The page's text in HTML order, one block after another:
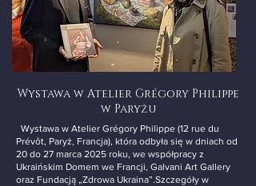
Wystawa w Atelier Grégory Philippe
w Paryżu
Wystawa w Atelier Grégory Philippe (12 rue du
Prévôt, Paryż, Francja), która odbyła się w dniach od
20 do 27 marca 2025 roku, we współpracy z
Ukraińskim Domem we Francji, Galvani Art Gallery
oraz Fundacją „Zdrowa Ukraina”.Szczegóły w